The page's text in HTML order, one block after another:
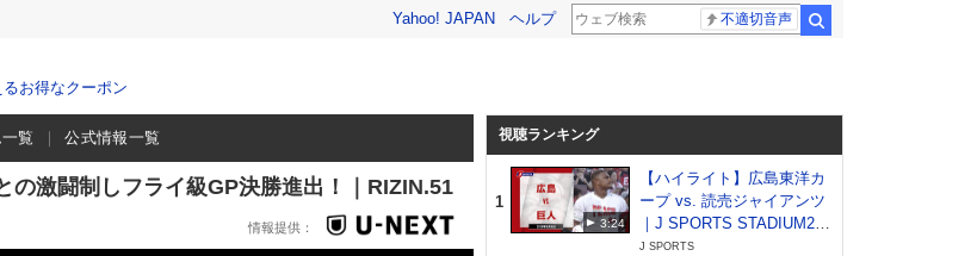
Yahoo! JAPAN ヘルプ 不適切音声
お得なクーポン
覧 公式情報一覧
の激闘制しフライ級GP決勝進出！｜RIZIN.51
視聴ランキング
1
3:24
【ハイライト】広島東洋カ
ープ vs. 読売ジャイアンツ
｜J SPORTS STADIUM20
26（8月6日）
J SPORTS